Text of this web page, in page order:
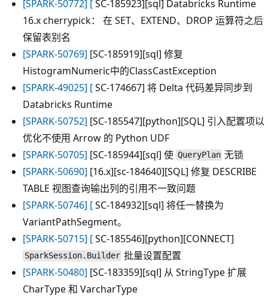
[SPARK-50772] [SC-185923][sql] Databricks Runtime
16.x cherrypick： 在 SET、EXTEND、DROP 运算符之后
保留表别名
[SPARK-50769] [SC-185919][sql] 修复
HistogramNumeric中的ClassCastException
[SPARK-49025] [SC-174667] 将 Delta 代码差异同步到
Databricks Runtime
[SPARK-50752] [SC-185547][python][SQL] 引入配置项以
优化不使用 Arrow 的 Python UDF
[SPARK-50705] [SC-185944][sql] 使 QueryPlan 无锁
[SPARK-50690] [16.x][sc-184640][SQL] 修复 DESCRIBE
TABLE 视图查询输出列的引用不一致问题
[SPARK-50746] [SC-184932][sql] 将任一替换为
VariantPathSegment。
[SPARK-50715] [SC-185546][python][CONNECT]
SparkSession.Builder 批量设置配置
[SPARK-50480] [SC-183359][sql] 从 StringType 扩展
CharType 和 VarcharType